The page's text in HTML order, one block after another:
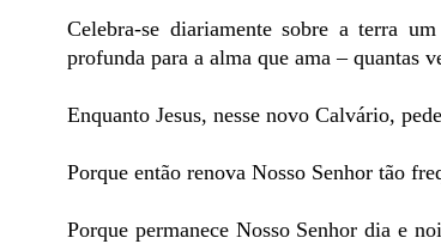
Celebra-se diariamente sobre a terra
profunda para a alma que ama – quantas
Enquanto Jesus, nesse novo Calvário,
Porque então renova Nosso Senhor tão
Porque permanece Nosso Senhor dia e